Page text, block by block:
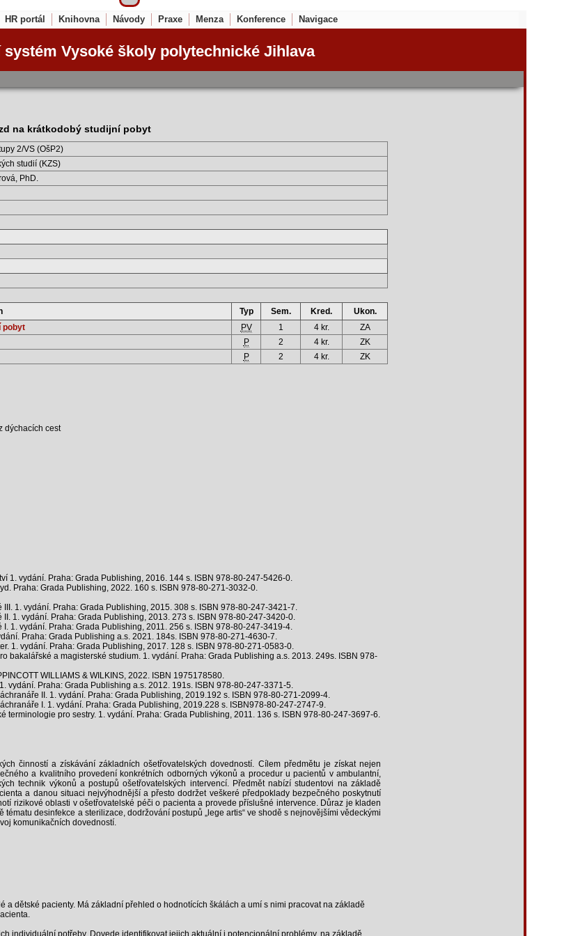
HR portál Knihovna Návody Praxe Menza Konference Navigace
Vysoké školy polytechnické Jihlava
na krátkodobý studijní pobyt
2/VS (OšP2)
studií (KZS)
PhD.
Typ Sem. Kred.
Ukon.
pobyt
PV 1 4 kr.
ZA
P 2 4 kr.
ZK
P 2 4 kr. ZK
dýchacích cest
1. vydání. Praha: Grada Publishing, 2016. 144 s. ISBN 978-80-247-5426-0.
Praha: Grada Publishing, 2022. 160 s. ISBN 978-80-271-3032-0.
1. vydání. Praha: Grada Publishing, 2015. 308 s. ISBN 978-80-247-3421-7.
1. vydání. Praha: Grada Publishing, 2013. 273 s. ISBN 978-80-247-3420-0.
1. vydání. Praha: Grada Publishing, 2011. 256 s. ISBN 978-80-247-3419-4.
Praha: Grada Publishing a.s. 2021. 184s. ISBN 978-80-271-4630-7.
1. vydání. Praha: Grada Publishing, 2017. 128 s. ISBN 978-80-271-0583-0.
bakalářské a magisterské studium. 1. vydání. Praha: Grada Publishing a.s. 2013. 249s. ISBN 978-
WILLIAMS & WILKINS, 2022. ISBN 1975178580.
vydání. Praha: Grada Publishing a.s. 2012. 191s. ISBN 978-80-247-3371-5.
II. 1. vydání. Praha: Grada Publishing, 2019.192 s. ISBN 978-80-271-2099-4.
I. 1. vydání. Praha: Grada Publishing, 2019.228 s. ISBN978-80-247-2747-9.
terminologie pro sestry. 1. vydání. Praha: Grada Publishing, 2011. 136 s. ISBN 978-80-247-3697-6.
činností a získávání základních ošetřovatelských dovedností. Cílem předmětu je získat nejen
a kvalitního provedení konkrétních odborných výkonů a procedur u pacientů v ambulantní,
technik výkonů a postupů ošetřovatelských intervencí. Předmět nabízí studentovi na základě
a danou situaci nejvýhodnější a přesto dodržet veškeré předpoklady bezpečného poskytnutí
rizikové oblasti v ošetřovatelské péči o pacienta a provede příslušné intervence. Důraz je kladen
desinfekce a sterilizace, dodržování postupů „lege artis“ ve shodě s nejnovějšími vědeckými
komunikačních dovedností.
a dětské pacienty. Má základní přehled o hodnotících škálách a umí s nimi pracovat na základě
individuální potřeby. Dovede identifikovat jejich aktuální i potencionální problémy, na základě